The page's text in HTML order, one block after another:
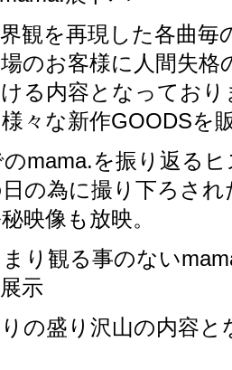
観を再現した各曲毎
のお客様に人間失格
る内容となってお
々な新作GOODSを
mama.を振り返る
の為に撮り下ろさ
映像も放映。
り観る事のない
示
の盛り沢山の内容